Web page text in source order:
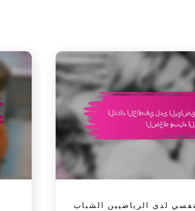
لدى الرياضيين الشباب